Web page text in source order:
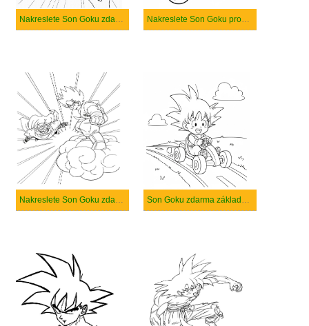
Nakreslete Son Goku zdarma Nakreslete Son Goku prostý tisknutelné
Nakreslete Son Goku zdarma snadný Son Goku zdarma základní tisknutelné